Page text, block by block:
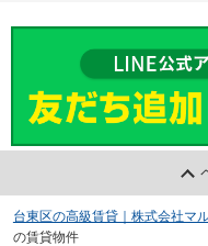
台東区の高級賃貸｜株式会社マ
の賃貸物件